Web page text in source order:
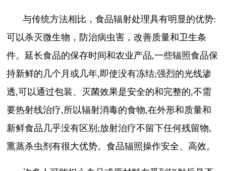
与传统方法相比，食品辐射处理具有明显的优势:
可以杀灭微生物，防治病虫害，改善质量和卫生条
件。延长食品的保存时间和农业产品,一些辐照食品保
持新鲜的几个月或几年,即使没有冻结;强烈的光线渗
透,可以通过包装、灭菌效果是安全的和完整的,不需
要热射线治疗,所以辐射消毒的食物,在外形和质量和
新鲜食品几乎没有区别;放射治疗不留下任何残留物,
熏蒸杀虫剂有很大优势。食品辐照操作安全、高效。